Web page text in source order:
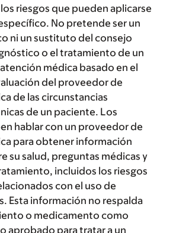
riesgos que pueden aplicarse
No pretende ser un
ni un sustituto del consejo
o el tratamiento de un
médica basado en el
del proveedor de
de las circunstancias
de un paciente. Los
hablar con un proveedor de
para obtener información
su salud, preguntas médicas y
incluidos los riesgos
con el uso de
Esta información no respalda
o medicamento como
aprobado para tratar a un